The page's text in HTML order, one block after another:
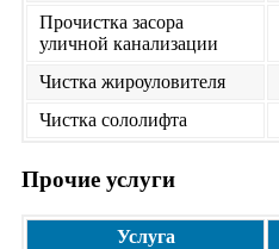
Прочистка засора
уличной канализации
Чистка жироуловителя
Чистка сололифта
Прочие услуги
Услуга